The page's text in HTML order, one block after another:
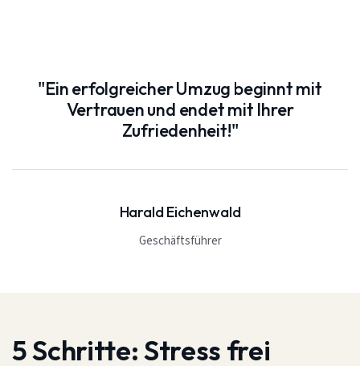
"Ein erfolgreicher Umzug beginnt mit
Vertrauen und endet mit Ihrer
Zufriedenheit!"
Harald Eichenwald
Geschäftsführer
5 Schritte:Stress frei